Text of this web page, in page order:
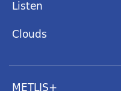
Listen
Clouds
METLIS+